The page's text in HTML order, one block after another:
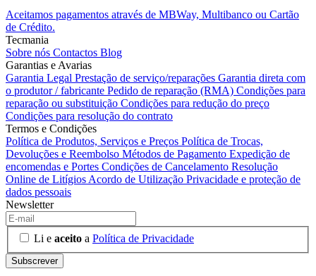
Aceitamos pagamentos através de MBWay, Multibanco ou Cartão
de Crédito.
Tecmania
Sobre nós Contactos Blog
Garantias e Avarias
Garantia Legal Prestação de serviço/reparações Garantia direta com
o produtor / fabricante Pedido de reparação (RMA) Condições para
reparação ou substituição Condições para redução do preço
Condições para resolução do contrato
Termos e Condições
Política de Produtos, Serviços e Preços Política de Trocas,
Devoluções e Reembolso Métodos de Pagamento Expedição de
encomendas e Portes Condições de Cancelamento Resolução
Online de Litígios Acordo de Utilização Privacidade e proteção de
dados pessoais
Newsletter
Li e aceito a Política de Privacidade
Subscrever